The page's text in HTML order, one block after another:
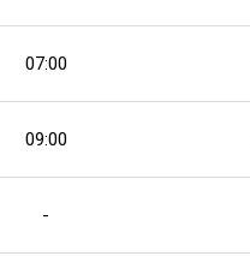
07:00
09:00
-